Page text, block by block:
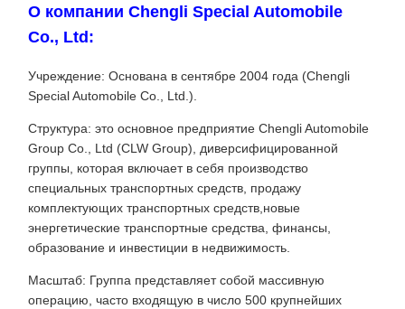
О компании Chengli Special Automobile
Co., Ltd:
Учреждение: Основана в сентябре 2004 года (Chengli
Special Automobile Co., Ltd.).
Структура: это основное предприятие Chengli Automobile
Group Co., Ltd (CLW Group), диверсифицированной
группы, которая включает в себя производство
специальных транспортных средств, продажу
комплектующих транспортных средств,новые
энергетические транспортные средства, финансы,
образование и инвестиции в недвижимость.
Масштаб: Группа представляет собой массивную
операцию, часто входящую в число 500 крупнейших